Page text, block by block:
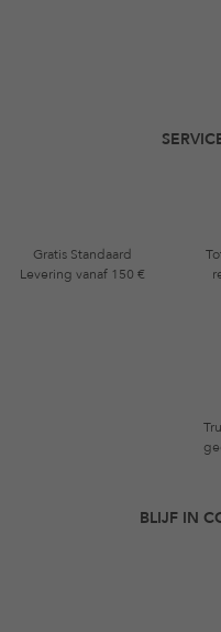
Gratis Standaard
Levering vanaf 150 €
BLIJF IN